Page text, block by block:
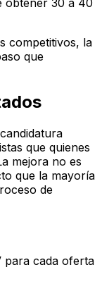
obtener 30 a 40
competitivos, la
que
que quienes
mejora no es
que la mayoría
de
para cada oferta